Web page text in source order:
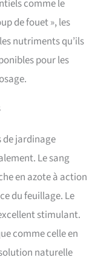
comme le
de fouet », les
nutriments qu’ils
pour les
de jardinage
Le sang
en azote à action
du feuillage. Le
stimulant.
comme celle en
naturelle